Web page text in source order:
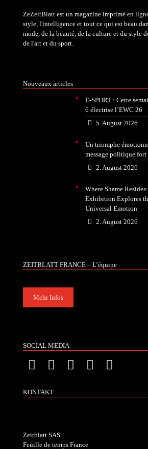
ZeZeitBlatt est un magazine imprimé en
style, l'intelligence et tout ce qui est beau
mode, de la beauté, de la culture et du style
de l'art et du sport.
Nouveaux articles
E-SPORT : Cette
6 électrise l’EWC 26
5. August 2026
Un triomphe
message politique fort
2. August 2026
Where Shame
Exhibition Explores
Universal Emotion
2. August 2026
ZEITBLATT FRANCE – L’équipe
Mehr Infos
SOCIAL MEDIA
KONTAKT
Zeitblatt SAS
Feuille de temps France